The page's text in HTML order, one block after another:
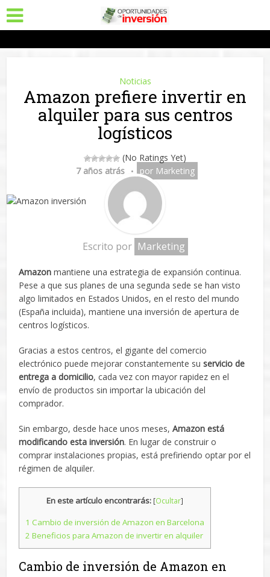
Noticias
Amazon prefiere invertir en
alquiler para sus centros
logísticos
(No Ratings Yet)
7 años atrás
por Marketing
Escrito por Marketing
Amazon mantiene una estrategia de expansión continua.
Pese a que sus planes de una segunda sede se han visto
algo limitados en Estados Unidos, en el resto del mundo
(España incluida), mantiene una inversión de apertura de
centros logísticos.
Gracias a estos centros, el gigante del comercio
electrónico puede mejorar constantemente suservicio de
entrega a domicilio, cada vez con mayor rapidez en el
envío de productos sin importar la ubicación del
comprador.
Sin embargo, desde hace unos meses,Amazon está
modificando esta inversión. En lugar de construir o
comprar instalaciones propias, está prefiriendo optar por el
régimen de alquiler.
En este artículo encontrarás: [Ocultar]
1 Cambio de inversión de Amazon en Barcelona
2 Beneficios para Amazon de invertir en alquiler
Cambio de inversión de Amazon en